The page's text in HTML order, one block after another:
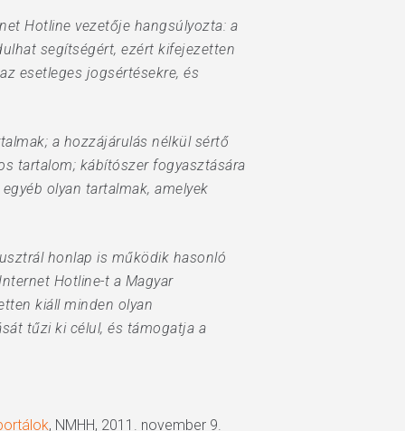
Hotline vezetője hangsúlyozta: a
segítségért, ezért kifejezetten
esetleges jogsértésekre, és
a hozzájárulás nélkül sértő
tartalom; kábítószer fogyasztására
olyan tartalmak, amelyek
honlap is működik hasonló
Hotline-t a Magyar
kiáll minden olyan
tűzi ki célul, és támogatja a
, NMHH, 2011. november 9.